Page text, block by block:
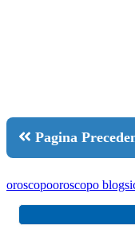
Pagina
oroscopooroscopo